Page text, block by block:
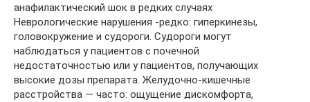
анафилактический шок в редких случаях
Неврологические нарушения -редко: гиперкинезы,
головокружение и судороги. Судороги могут
наблюдаться у пациентов с почечной
недостаточностью или у пациентов, получающих
высокие дозы препарата. Желудочно-кишечные
расстройства — часто: ощущение дискомфорта,